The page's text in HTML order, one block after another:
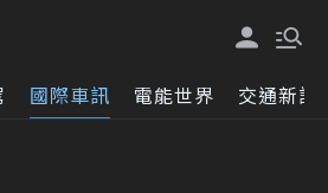
國際車訊 電能世界 交通新訊